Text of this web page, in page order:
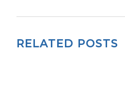
RELATED POSTS